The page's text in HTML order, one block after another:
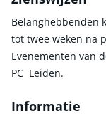
Belanghebbenden
tot twee weken na
Evenementen van
PC Leiden.
Informatie